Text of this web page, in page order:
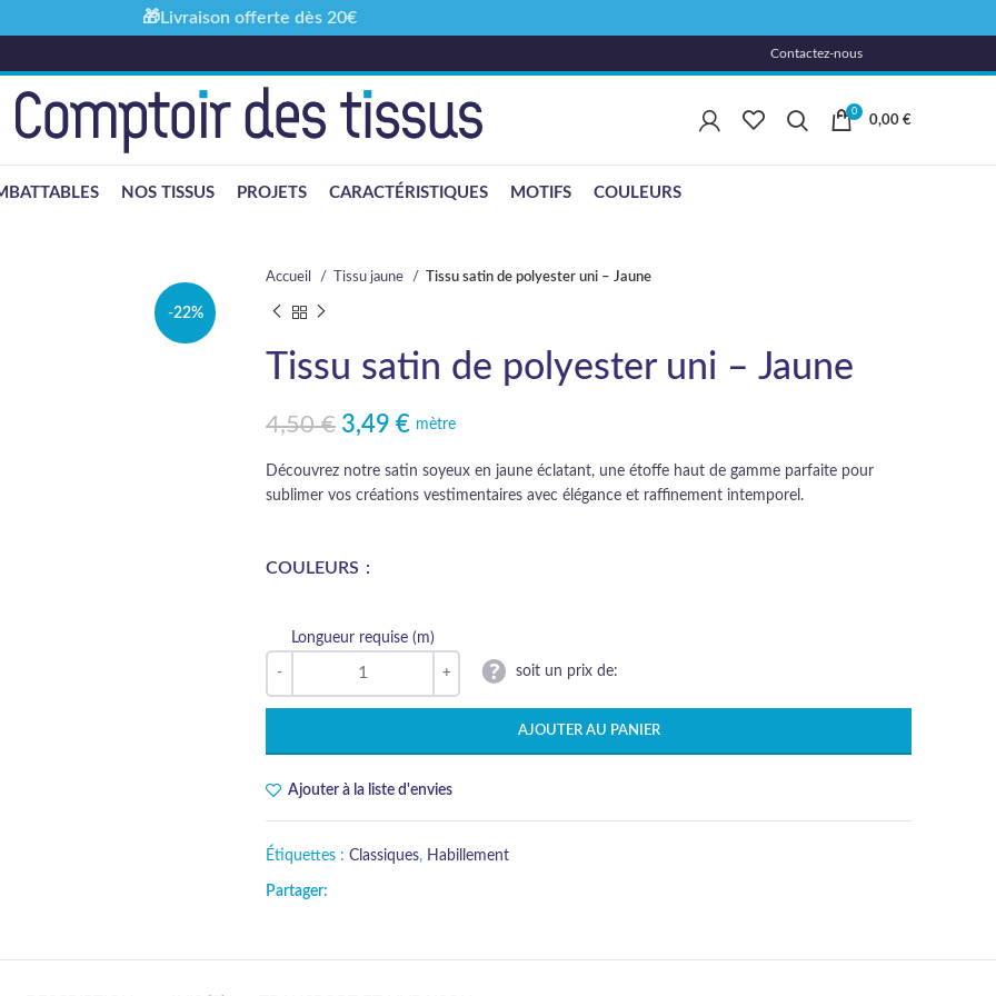
Contactez-nous
0
0,00 €
NOS TISSUS PROJETS CARACTÉRISTIQUES MOTIFS COULEURS
-22%
Accueil Tissu jaune Tissu satin de polyester uni – Jaune
Tissu satin de polyester uni – Jaune
4,50€
Le prix initial était : 4,50 €.
3,49 €
Le prix actuel est : 3,49 €.
mètre
Découvrez notre satin soyeux en jaune éclatant, une étoffe haut de gamme parfaite pour
sublimer vos créations vestimentaires avec élégance et raffinement intemporel.
COULEURS
Longueur requise (m)
soit un prix de:
AJOUTER AU PANIER
Ajouter à la liste d'envies
Étiquettes : Classiques, Habillement
Partager:
🎁Livraison offerte dès 20€